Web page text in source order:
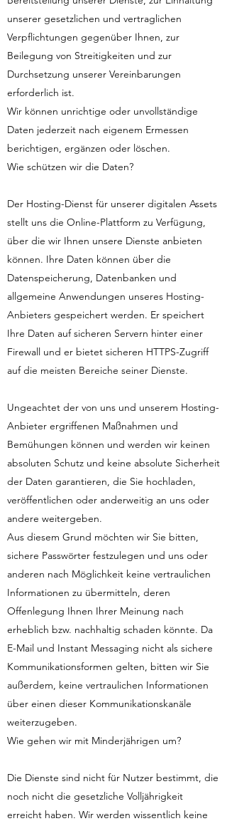
unserer gesetzlichen und vertraglichen
Verpflichtungen gegenüber Ihnen, zur
Beilegung von Streitigkeiten und zur
Durchsetzung unserer Vereinbarungen
erforderlich ist.
Wir können unrichtige oder unvollständige
Daten jederzeit nach eigenem Ermessen
berichtigen, ergänzen oder löschen.
Wie schützen wir die Daten?
Der Hosting-Dienst für unserer digitalen Assets
stellt uns die Online-Plattform zu Verfügung,
über die wir Ihnen unsere Dienste anbieten
können. Ihre Daten können über die
Datenspeicherung, Datenbanken und
allgemeine Anwendungen unseres Hosting-
Anbieters gespeichert werden. Er speichert
Ihre Daten auf sicheren Servern hinter einer
Firewall und er bietet sicheren HTTPS-Zugriff
auf die meisten Bereiche seiner Dienste.
Ungeachtet der von uns und unserem Hosting-
Anbieter ergriffenen Maßnahmen und
Bemühungen können und werden wir keinen
absoluten Schutz und keine absolute Sicherheit
der Daten garantieren, die Sie hochladen,
veröffentlichen oder anderweitig an uns oder
andere weitergeben.
Aus diesem Grund möchten wir Sie bitten,
sichere Passwörter festzulegen und uns oder
anderen nach Möglichkeit keine vertraulichen
Informationen zu übermitteln, deren
Offenlegung Ihnen Ihrer Meinung nach
erheblich bzw. nachhaltig schaden könnte. Da
E-Mail und Instant Messaging nicht als sichere
Kommunikationsformen gelten, bitten wir Sie
außerdem, keine vertraulichen Informationen
über einen dieser Kommunikationskanäle
weiterzugeben.
Wie gehen wir mit Minderjährigen um?
Die Dienste sind nicht für Nutzer bestimmt, die
noch nicht die gesetzliche Volljährigkeit
erreicht haben. Wir werden wissentlich keine